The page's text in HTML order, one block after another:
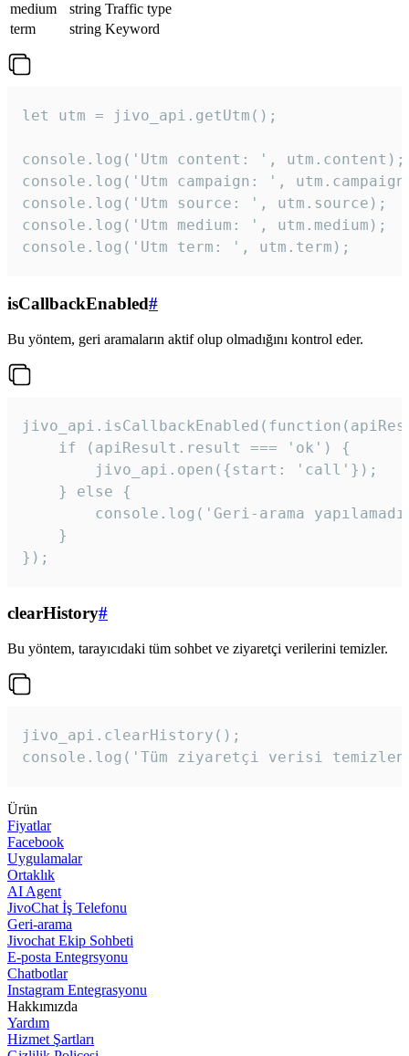
medium
string Traffic type
term
string Keyword
let utm = jivo_api.getUtm();
console.log('Utm content: ', utm.content);
console.log('Utm campaign: ',
console.log('Utm source: ', utm.source);
console.log('Utm medium: ', utm.medium);
console.log('Utm term: ', utm.term);
isCallbackEnabled#
Bu yöntem, geri aramaların aktif olup olmadığını kontrol eder.
    if (apiResult.result === 'ok') {
        jivo_api.open({start: 'call'});
    } else {
console.log('Geri-arama
    }
});
clearHistory#
Bu yöntem, tarayıcıdaki tüm sohbet ve ziyaretçi verilerini temizler.
jivo_api.clearHistory();
console.log('Tüm ziyaretçi verisi
Ürün
Fiyatlar
Facebook
Uygulamalar
Ortaklık
AI Agent
JivoChat İş Telefonu
Geri-arama
Jivochat Ekip Sohbeti
E-posta Entegrsyonu
Chatbotlar
Instagram Entegrasyonu
Hakkımızda
Yardım
Hizmet Şartları